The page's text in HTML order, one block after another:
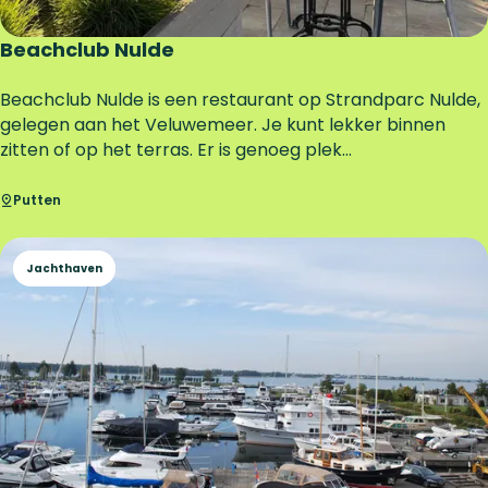
h
u
s
Beachclub Nulde
B
e
a
h
l
u
u
l
d
e
Beachclub Nulde is een restaurant op Strandparc Nulde,
gelegen aan het Veluwemeer. Je kunt lekker binnen
zitten of op het terras. Er is genoeg plek...
Putten
Jachthaven